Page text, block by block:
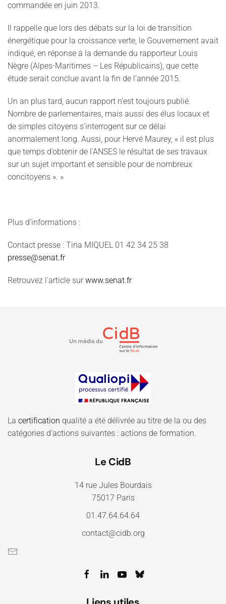
commandée en juin 2013.
Il rappelle que lors des débats sur la loi de transition
énergétique pour la croissance verte, le Gouvernement avait
indiqué, en réponse à la demande du rapporteur Louis
Nègre (Alpes-Maritimes – Les Républicains), que cette
étude serait conclue avant la fin de l’année 2015.
Un an plus tard, aucun rapport n’est toujours publié.
Nombre de parlementaires, mais aussi des élus locaux et
de simples citoyens s’interrogent sur ce délai
anormalement long. Aussi, pour Hervé Maurey, « il est plus
que temps d’obtenir de l’ANSES le résultat de ses travaux
sur un sujet important et sensible pour de nombreux
concitoyens ». »
Plus d’informations :
Contact presse : Tina MIQUEL 01 42 34 25 38
presse@senat.fr
Retrouvez l'article sur www.senat.fr
La certification qualité a été délivrée au titre de la ou des
catégories d'actions suivantes : actions de formation.
Le CidB
14 rue Jules Bourdais
75017 Paris
01.47.64.64.64
contact@cidb.org